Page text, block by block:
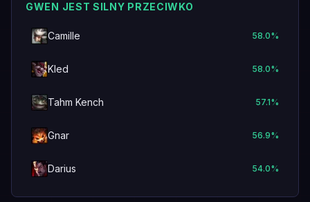
GWEN JEST SILNY PRZECIWKO
Camille 58.0%
Kled 58.0%
Tahm Kench 57.1%
Gnar 56.9%
Darius 54.0%